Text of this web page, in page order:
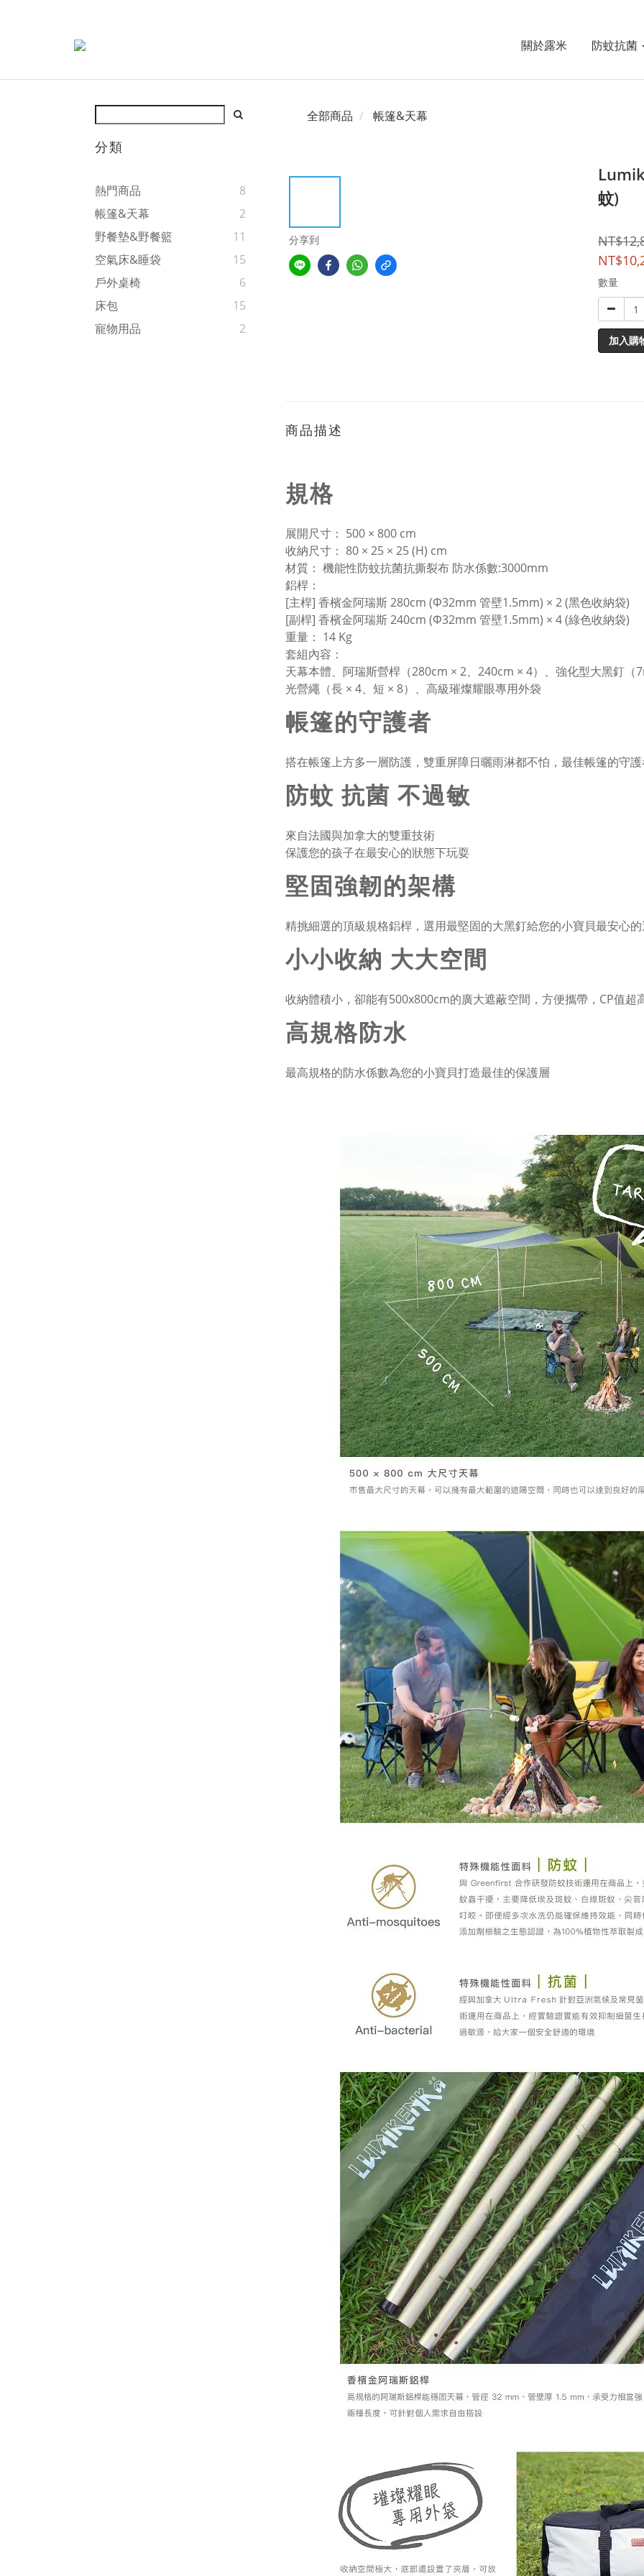
關於露米 防蚊抗菌
分類
熱門商品
8
帳篷&天幕
2
野餐墊&野餐籃
11
空氣床&睡袋
15
戶外桌椅
6
床包
15
寵物用品
2
全部商品 帳篷&天幕
分享到
蚊)
數量
加入購
商品描述
規格
展開尺寸： 500 × 800 cm
收納尺寸： 80 × 25 × 25 (H) cm
材質： 機能性防蚊抗菌抗撕裂布 防水係數:3000mm
鋁桿：
[主桿] 香檳金阿瑞斯 280cm (Φ32mm 管壁1.5mm) × 2 (黑色收納袋)
[副桿] 香檳金阿瑞斯 240cm (Φ32mm 管壁1.5mm) × 4 (綠色收納袋)
重量： 14 Kg
套組內容：
天幕本體、阿瑞斯營桿（280cm × 2、240cm × 4）、強化型大黑釘
光營繩（長 × 4、短 × 8）、高級璀燦耀眼專用外袋
帳篷的守護者
搭在帳篷上方多一層防護，雙重屏障日曬雨淋都不怕，最佳帳篷的守
防蚊 抗菌 不過敏
來自法國與加拿大的雙重技術
保護您的孩子在最安心的狀態下玩耍
堅固強韌的架構
精挑細選的頂級規格鋁桿，選用最堅固的大黑釘給您的小寶貝最安心
小小收納 大大空間
收納體積小，卻能有500x800cm的廣大遮蔽空間，方便攜帶，CP值超
高規格防水
最高規格的防水係數為您的小寶貝打造最佳的保護層